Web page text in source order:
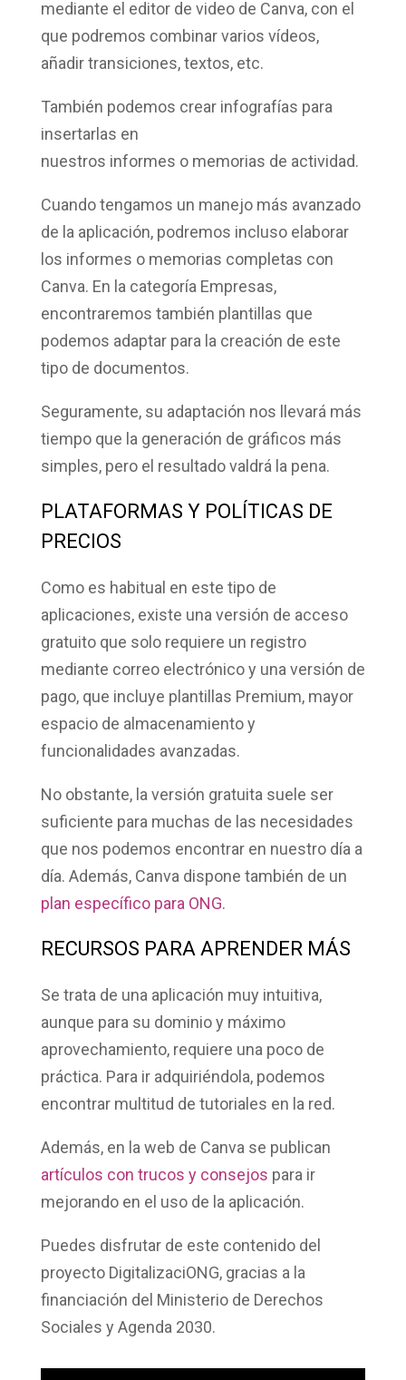
mediante el editor de video de Canva, con el
que podremos combinar varios vídeos,
añadir transiciones, textos, etc.
También podemos crear infografías para
insertarlas en
nuestros informes o memorias de actividad.
Cuando tengamos un manejo más avanzado
de la aplicación, podremos incluso elaborar
los informes o memorias completas con
Canva. En la categoría Empresas,
encontraremos también plantillas que
podemos adaptar para la creación de este
tipo de documentos.
Seguramente, su adaptación nos llevará más
tiempo que la generación de gráficos más
simples, pero el resultado valdrá la pena.
PLATAFORMAS Y POLÍTICAS DE
PRECIOS
Como es habitual en este tipo de
aplicaciones, existe una versión de acceso
gratuito que solo requiere un registro
mediante correo electrónico y una versión de
pago, que incluye plantillas Premium, mayor
espacio de almacenamiento y
funcionalidades avanzadas.
No obstante, la versión gratuita suele ser
suficiente para muchas de las necesidades
que nos podemos encontrar en nuestro día a
día. Además, Canva dispone también de un
plan específico para ONG.
RECURSOS PARA APRENDER MÁS
Se trata de una aplicación muy intuitiva,
aunque para su dominio y máximo
aprovechamiento, requiere una poco de
práctica. Para ir adquiriéndola, podemos
encontrar multitud de tutoriales en la red.
Además, en la web de Canva se publican
artículos con trucos y consejos para ir
mejorando en el uso de la aplicación.
Puedes disfrutar de este contenido del
proyecto DigitalizaciONG, gracias a la
financiación del Ministerio de Derechos
Sociales y Agenda 2030.